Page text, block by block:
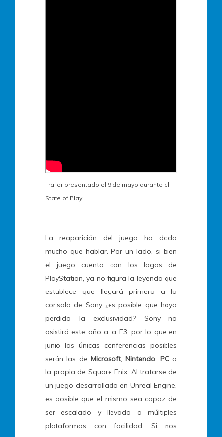
Trailer presentado el 9 de mayo durante el
State of Play
La reaparición del juego ha dado
mucho que hablar. Por un lado, si bien
el juego cuenta con los logos de
PlayStation, ya no figura la leyenda que
establece que llegará primero a la
consola de Sony ¿es posible que haya
perdido la exclusividad? Sony no
asistirá este año a la E3, por lo que en
junio las únicas conferencias posibles
serán las de Microsoft,Nintendo, PCo
la propia de Square Enix. Al tratarse de
un juego desarrollado en Unreal Engine,
es posible que el mismo sea capaz de
ser escalado y llevado a múltiples
plataformas con facilidad. Si nos